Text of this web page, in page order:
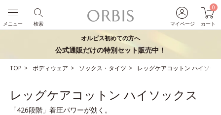
マイページ
0
カート
検索
メニュー
オルビス初めての方へ
公式通販だけの特別セット販売中！
TOP ボディウェア ソックス・タイツ レッグケアコットン ハイソッ
レッグケアコットン ハイソックス
「426段階」着圧パワーが効く。